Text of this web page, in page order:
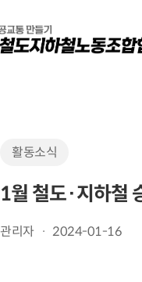
활동소식
1월 철도·지하철
관리자 2024-01-16